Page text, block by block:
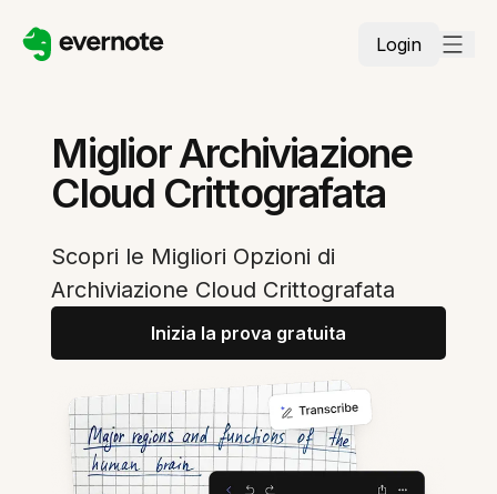
Login
Miglior Archiviazione
Cloud Crittografata
Scopri le Migliori Opzioni di
Archiviazione Cloud Crittografata
Inizia la prova gratuita